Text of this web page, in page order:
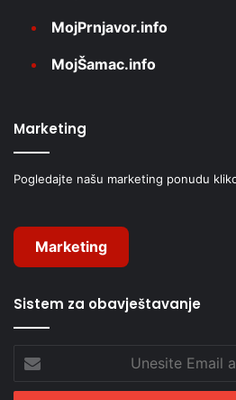
MojPrnjavor.info
MojŠamac.info
Marketing
Pogledajte našu marketing ponudu
Marketing
Sistem za obavještavanje
Email
adresu